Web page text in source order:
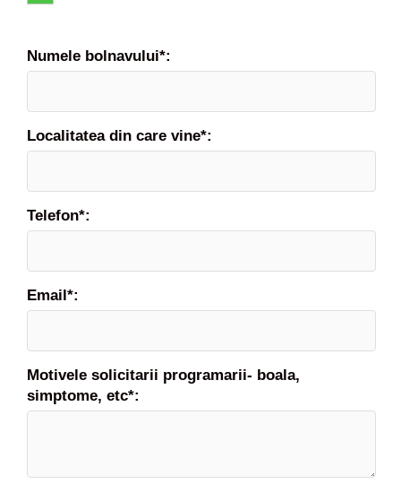
a
)
Numele bolnavului*:
Localitatea din care vine*:
Telefon*:
Email*:
Motivele solicitarii programarii- boala,
simptome, etc*: